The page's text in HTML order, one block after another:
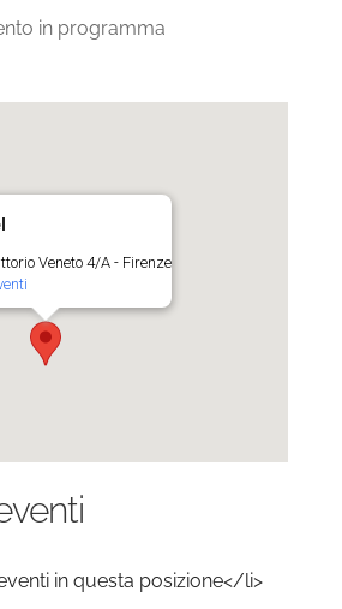
in programma
Veneto 4/A - Firenze
in questa posizione</li>